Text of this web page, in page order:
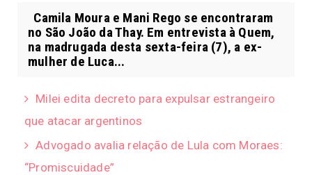
Camila Moura e Mani Rego se encontraram
no São João da Thay. Em entrevista à Quem,
na madrugada desta sexta-feira (7), a ex-
mulher de Luca...
Milei edita decreto para expulsar estrangeiro
que atacar argentinos
Advogado avalia relação de Lula com Moraes:
“Promiscuidade”